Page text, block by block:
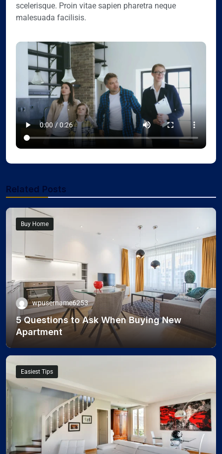
scelerisque. Proin vitae sapien pharetra neque
malesuada facilisis.
Related Posts
Buy Home
wpusername6253
5 Questions to Ask When Buying New
Apartment
Easiest Tips